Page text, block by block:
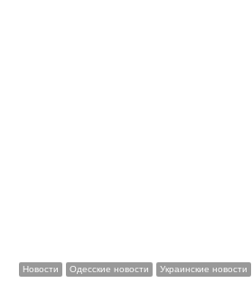
Новости Одесские новости Украинские новости